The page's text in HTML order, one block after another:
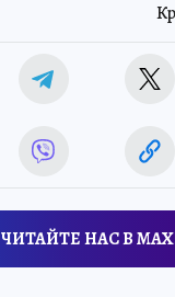
ЧИТАЙТЕ НАС В